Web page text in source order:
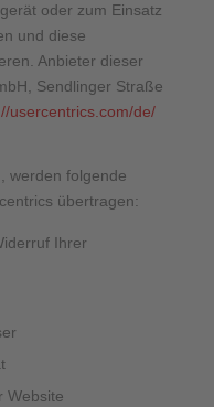
oder zum Einsatz
und diese
Anbieter dieser
Sendlinger Straße
usercentrics.com/de/
werden folgende
übertragen:
Ihrer
Website